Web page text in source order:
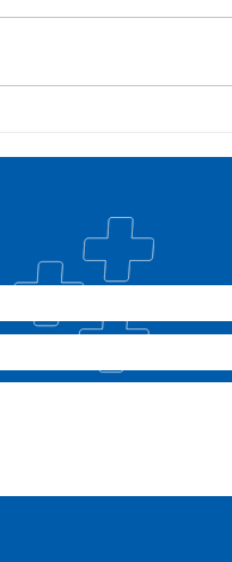
SETEC,
CIB/RS